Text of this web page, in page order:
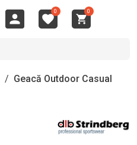
0 0
/ Geacă Outdoor Casual